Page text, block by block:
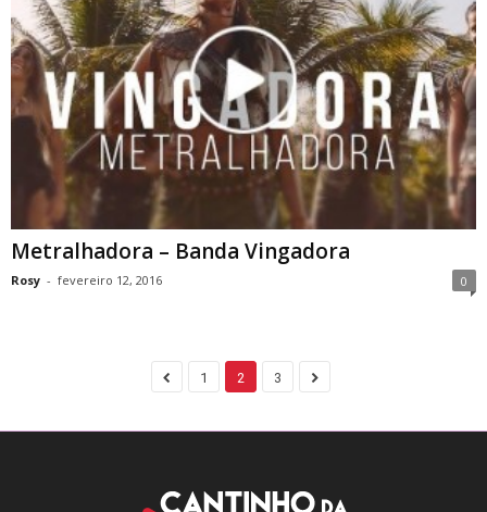
Metralhadora – Banda Vingadora
Rosy - fevereiro 12, 2016 0
1 2 3